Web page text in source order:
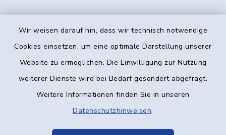
Wir weisen darauf hin, dass wir technisch notwendige
Cookies einsetzen, um eine optimale Darstellung unserer
Website zu ermöglichen. Die Einwilligung zur Nutzung
weiterer Dienste wird bei Bedarf gesondert abgefragt.
Weitere Informationen finden Sie in unseren
Datenschutzhinweisen.
Kontakt
Datenschutz